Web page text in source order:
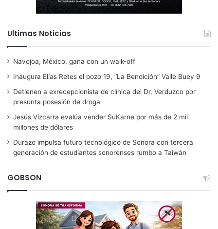
Ultimas Noticias
Navojoa, México, gana con un walk-off
Inaugura Elías Retes el pozo 19, “La Bendición” Valle Buey 9
Detienen a exrecepcionista de clínica del Dr. Verduzco por
presunta posesión de droga
Jesús Vizcarra evalúa vender SuKarne por más de 2 mil
millones de dólares
Durazo impulsa futuro tecnológico de Sonora con tercera
generación de estudiantes sonorenses rumbo a Taiwán
GOBSON